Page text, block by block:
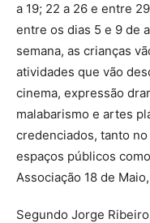
a 19; 22 a 26 e entre
entre os dias 5 e 9 de
semana, as crianças
atividades que vão
cinema, expressão
malabarismo e artes
credenciados, tanto
espaços públicos
Associação 18 de
Segundo Jorge